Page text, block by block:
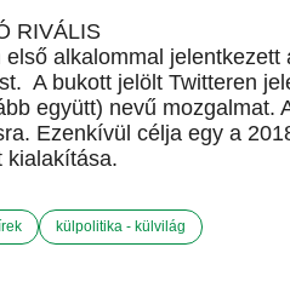
RIVÁLIS
első alkalommal
A bukott jelölt Twitteren
együtt) nevű mozgalmat.
Ezenkívül célja egy a
kialakítása.
külpolitika - külvilág